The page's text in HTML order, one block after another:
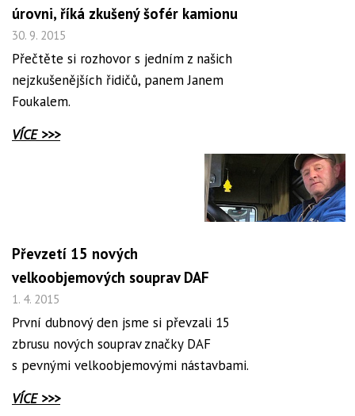
úrovni, říká zkušený šofér kamionu
30. 9. 2015
Přečtěte si rozhovor s jedním z našich
nejzkušenějších řidičů, panem Janem
Foukalem.
VÍCE >>>
Převzetí 15 nových
velkoobjemových souprav DAF
1. 4. 2015
První dubnový den jsme si převzali 15
zbrusu nových souprav značky DAF
s pevnými velkoobjemovými nástavbami.
VÍCE >>>